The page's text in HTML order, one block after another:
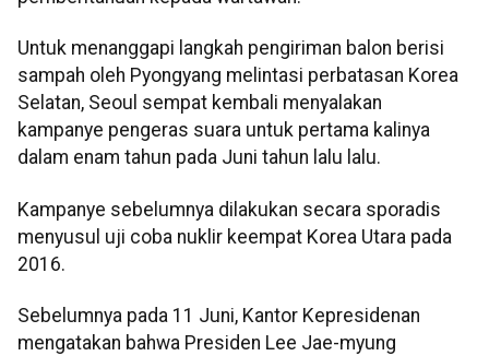
Untuk menanggapi langkah pengiriman balon berisi
sampah oleh Pyongyang melintasi perbatasan Korea
Selatan, Seoul sempat kembali menyalakan
kampanye pengeras suara untuk pertama kalinya
dalam enam tahun pada Juni tahun lalu lalu.
Kampanye sebelumnya dilakukan secara sporadis
menyusul uji coba nuklir keempat Korea Utara pada
2016.
Sebelumnya pada 11 Juni, Kantor Kepresidenan
mengatakan bahwa Presiden Lee Jae-myung